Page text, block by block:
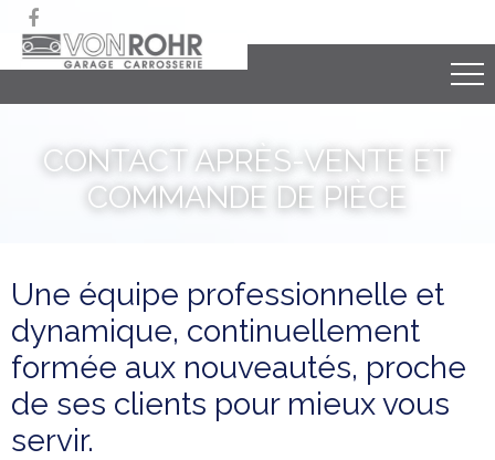

CONTACT APRÈS-VENTE ET
COMMANDE DE PIÈCE
Une équipe professionnelle et
dynamique, continuellement
formée aux nouveautés, proche
de ses clients pour mieux vous
servir.